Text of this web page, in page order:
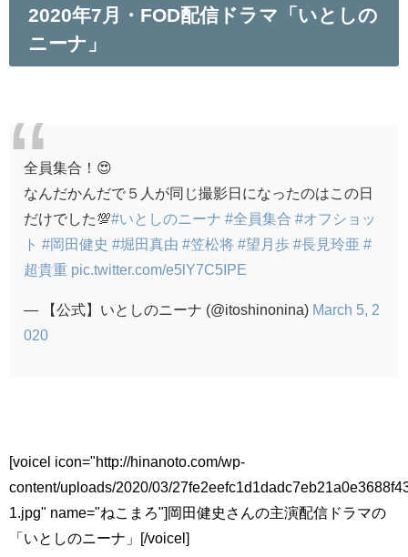
2020年7月・FOD配信ドラマ「いとしの
ニーナ」
全員集合！😍
なんだかんだで５人が同じ撮影日になったのはこの日
だけでした💯#いとしのニーナ #全員集合 #オフショッ
ト #岡田健史 #堀田真由 #笠松将 #望月歩 #長見玲亜 #
超貴重 pic.twitter.com/e5lY7C5IPE
— 【公式】いとしのニーナ (@itoshinonina) March 5, 2
020
[voicel icon="http://hinanoto.com/wp-
content/uploads/2020/03/
1.jpg" name="ねこまろ"]岡田健史さんの主演配信ドラマの
「いとしのニーナ」[/voicel]